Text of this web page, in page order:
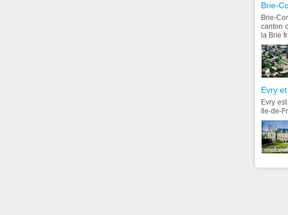
Brie-
Brie-
canton
la Brie
Evry
Evry
Ile-de-